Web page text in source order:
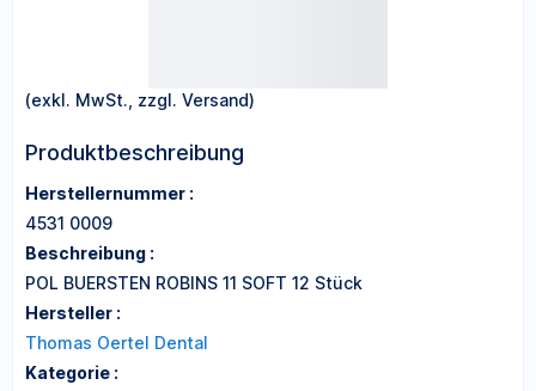
(exkl. MwSt., zzgl. Versand)
Produktbeschreibung
Herstellernummer :
4531 0009
Beschreibung :
POL BUERSTEN ROBINS 11 SOFT 12 Stück
Hersteller :
Thomas Oertel Dental
Kategorie :